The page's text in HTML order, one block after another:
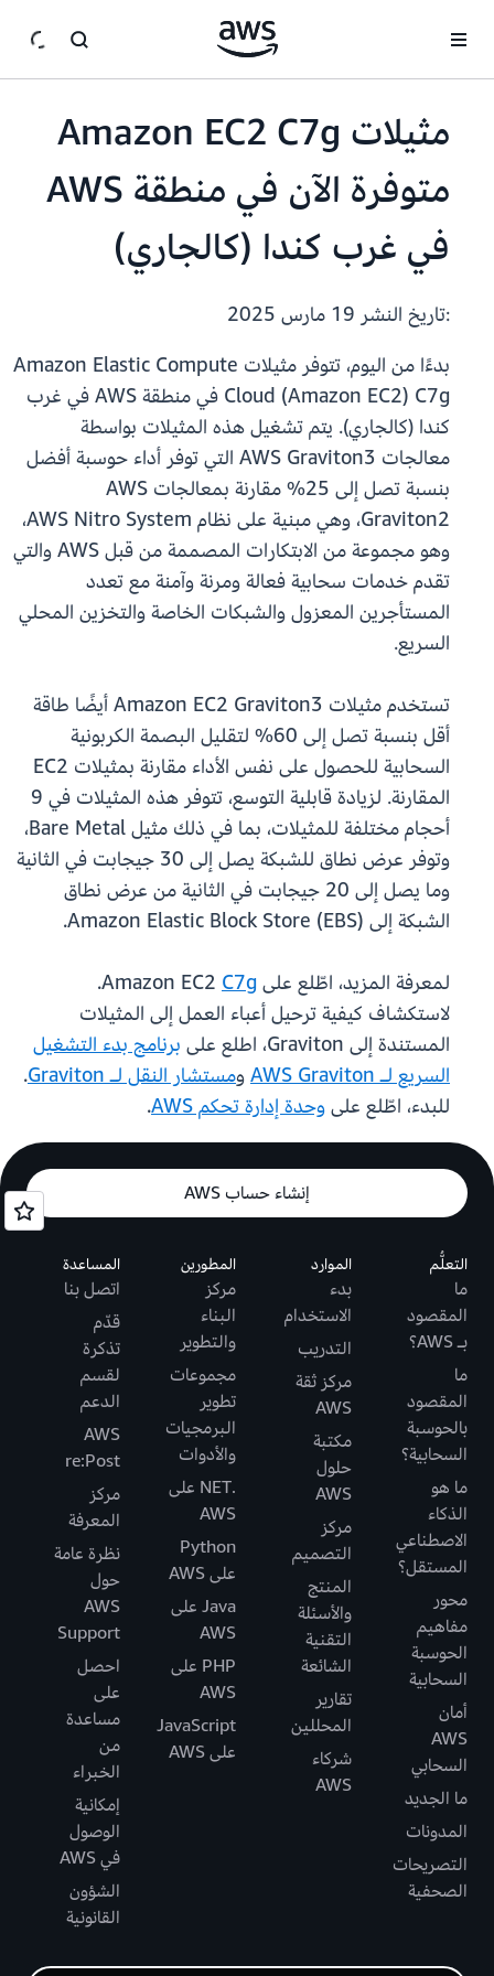
مثيلات Amazon EC2 C7g
متوفرة الآن في منطقة AWS
في غرب كندا (كالجاري)
:تاريخ النشر
بدءًا من اليوم، تتوفر مثيلات Amazon Elastic Compute
Cloud (Amazon EC2) C7g في منطقة AWS في غرب
كندا (كالجاري). يتم تشغيل هذه المثيلات بواسطة
معالجات AWS Graviton3 التي توفر أداء حوسبة أفضل
بنسبة تصل إلى 25% مقارنة بمعالجات AWS
Graviton2، وهي مبنية على نظام AWS Nitro System،
وهو مجموعة من الابتكارات المصممة من قبل AWS والتي
تقدم خدمات سحابية فعالة ومرنة وآمنة مع تعدد
المستأجرين المعزول والشبكات الخاصة والتخزين المحلي
السريع.
تستخدم مثيلات Amazon EC2 Graviton3 أيضًا طاقة
أقل بنسبة تصل إلى 60% لتقليل البصمة الكربونية
السحابية للحصول على نفس الأداء مقارنة بمثيلات EC2
المقارنة. لزيادة قابلية التوسع، تتوفر هذه المثيلات في 9
أحجام مختلفة للمثيلات، بما في ذلك مثيل Bare Metal،
وتوفر عرض نطاق للشبكة يصل إلى 30 جيجابت في الثانية
وما يصل إلى 20 جيجابت في الثانية من عرض نطاق
الشبكة إلى Amazon Elastic Block Store (EBS).
لمعرفة المزيد، اطّلع على Amazon EC2C7g
.
لاستكشاف كيفية ترحيل أعباء العمل إلى المثيلات
المستندة إلى Graviton، اطلع على
برنامج بدء التشغيل
السريع لـ AWS Graviton
ومستشار النقل لـ Graviton
.
للبدء، اطّلع علىوحدة إدارة تحكم AWS .
إنشاء حساب AWS
التعلُّم
ما
المقصود
بـ AWS؟
ما
المقصود
بالحوسبة
السحابية؟
ما هو
الذكاء
الاصطناعي
المستقل؟
محور
مفاهيم
الحوسبة
السحابية
أمان
AWS
السحابي
ما الجديد
المدونات
التصريحات
الصحفية
الموارد
بدء
الاستخدام
التدريب
مركز ثقة
AWS
مكتبة
حلول
AWS
مركز
التصميم
المنتج
والأسئلة
التقنية
الشائعة
تقارير
المحللين
شركاء
AWS
المطورين
مركز
البناء
والتطوير
مجموعات
تطوير
البرمجيات
والأدوات
.NET على
AWS
Python
على AWS
Java على
AWS
PHP على
AWS
JavaScript
على AWS
المساعدة
اتصل بنا
قدّم
تذكرة
لقسم
الدعم
AWS
re:Post
مركز
المعرفة
نظرة عامة
حول
AWS
Support
احصل
على
مساعدة
من
الخبراء
إمكانية
الوصول
في AWS
الشؤون
القانونية